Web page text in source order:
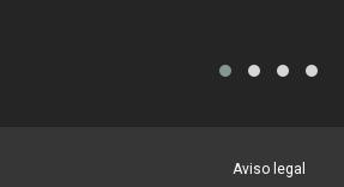
Aviso legal